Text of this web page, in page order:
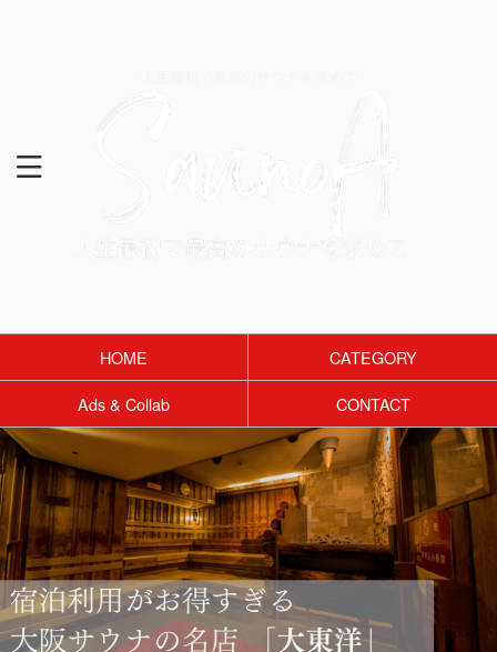
HOME
CATEGORY
Ads & Collab
CONTACT